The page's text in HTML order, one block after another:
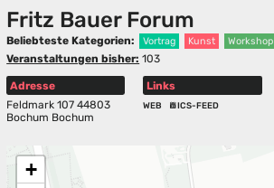
Fritz Bauer Forum
Beliebteste Kategorien: Vortrag Kunst Workshop
Veranstaltungen bisher: 103
Adresse
Feldmark 107 44803
Bochum Bochum
Links
WEB ICS-FEED
+